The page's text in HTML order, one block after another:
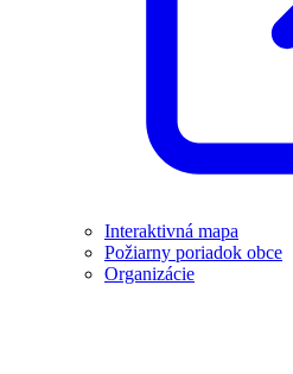
Interaktivná mapa
Požiarny poriadok obce
Organizácie